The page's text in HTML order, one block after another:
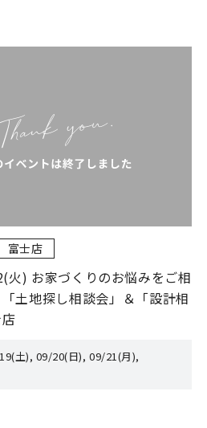
富士店
) お家づくりのお悩みをご相
土地探し相談会」＆「設計相
土), 09/20(日), 09/21(月),